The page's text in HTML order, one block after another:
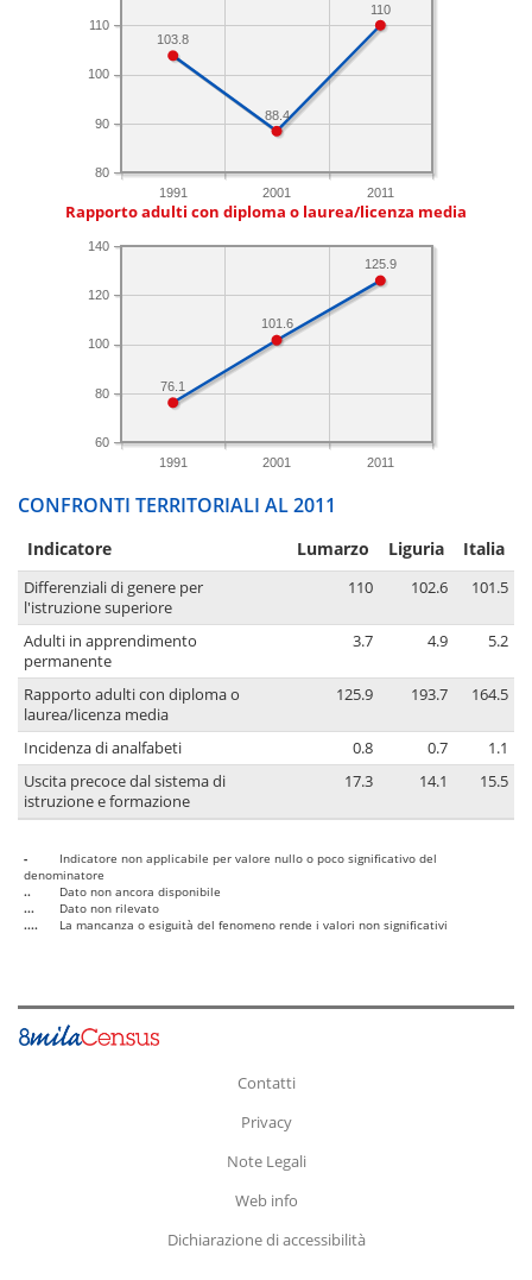
1991 2001 2011
80
90
100
110
110
88.4
103.8
Rapporto adulti con diploma o laurea/licenza media
1991 2001 2011
60
80
100
120
140
125.9
101.6
76.1
CONFRONTI TERRITORIALI AL 2011
Indicatore Lumarzo Liguria Italia
Differenziali di genere per
l'istruzione superiore
110 102.6 101.5
Adulti in apprendimento
permanente
3.7 4.9 5.2
Rapporto adulti con diploma o
laurea/licenza media
125.9 193.7 164.5
Incidenza di analfabeti 0.8 0.7
1.1
Uscita precoce dal sistema di
istruzione e formazione
17.3 14.1 15.5
-
Indicatore non applicabile per valore nullo o poco significativo del
denominatore
..
Dato non ancora disponibile
...
Dato non rilevato
....
La mancanza o esiguità del fenomeno rende i valori non significativi
Contatti
Privacy
Note Legali
Web info
Dichiarazione di accessibilità